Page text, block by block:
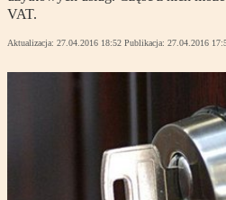
VAT.
Aktualizacja: 27.04.2016 18:52 Publikacja: 27.04.2016